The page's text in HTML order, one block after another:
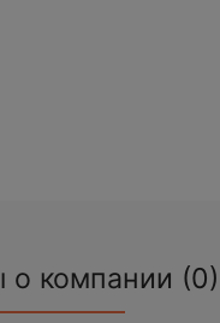
о компании (0)